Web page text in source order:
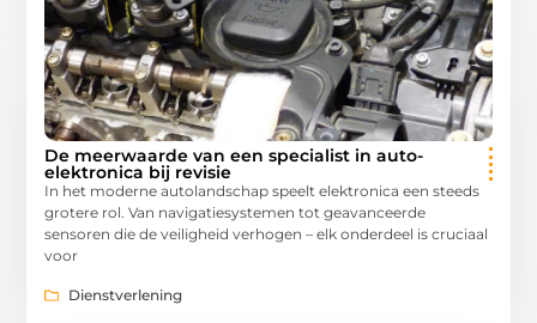
De meerwaarde van een specialist in auto-
elektronica bij revisie
In het moderne autolandschap speelt elektronica een steeds
grotere rol. Van navigatiesystemen tot geavanceerde
sensoren die de veiligheid verhogen – elk onderdeel is cruciaal
voor
Dienstverlening